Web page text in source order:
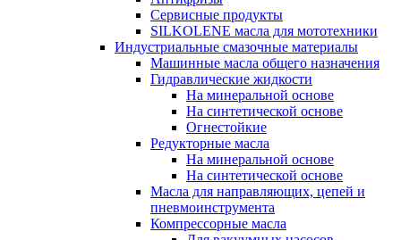
Сервисные продукты
SILKOLENE масла для мототехники
Индустриальные смазочные материалы
Машинные масла общего назначения
Гидравлические жидкости
На минеральной основе
На синтетической основе
Огнестойкие
Редукторные масла
На минеральной основе
На синтетической основе
Масла для направляющих, цепей и
пневмоинструмента
Компрессорные масла